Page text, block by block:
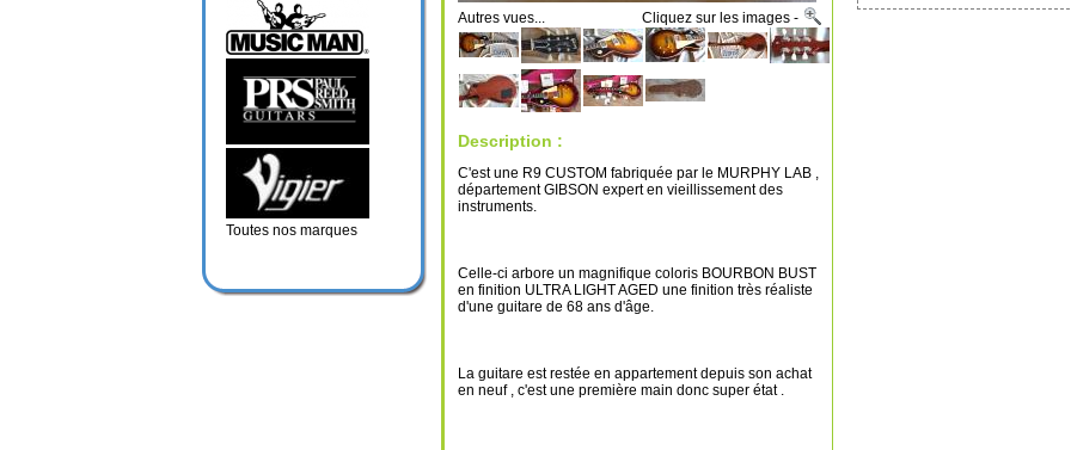
Autres vues... Cliquez sur les images -
Description :
C'est une R9 CUSTOM fabriquée par le MURPHY LAB ,
département GIBSON expert en vieillissement des
instruments.
Celle-ci arbore un magnifique coloris BOURBON BUST
en finition ULTRA LIGHT AGED une finition très réaliste
d'une guitare de 68 ans d'âge.
La guitare est restée en appartement depuis son achat
en neuf , c'est une première main donc super état .
Toutes nos marques